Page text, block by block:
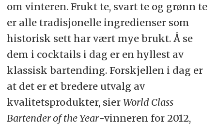
om vinteren. Frukt te, svart te og grønn te
er alle tradisjonelle ingredienser som
historisk sett har vært mye brukt. Å se
dem i cocktails i dag er en hyllest av
klassisk bartending. Forskjellen i dag er
at det er et bredere utvalg av
kvalitetsprodukter, sier World Class
Bartender of the Year-vinneren for 2012,